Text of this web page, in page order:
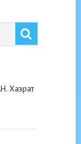
Хазрат